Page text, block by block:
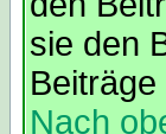
sie den
Nach